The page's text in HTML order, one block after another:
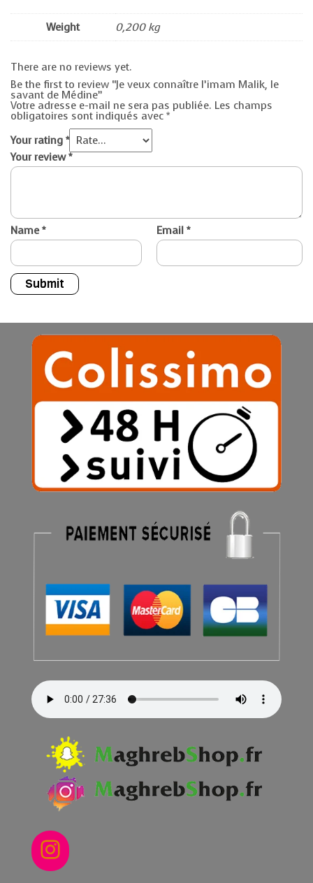
Weight 0,200 kg
There are no reviews yet.
Be the first to review “Je veux connaître l’imam Malik, le
savant de Médine”
Votre adresse e-mail ne sera pas publiée. Les champs
obligatoires sont indiqués avec *
Your rating *
Your review*
Name* Email *
Instagram